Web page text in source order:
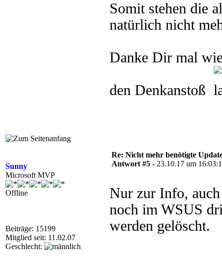
Somit stehen die
natürlich nicht
Danke Dir mal
den Denkanstoß
Sunny
Microsoft MVP
Offline
Beiträge: 15199
Mitglied seit: 11.02.07
Geschlecht:
Re: Nicht mehr benötigte
Antwort #5 - 23.10.17 um
Nur zur Info, auch
noch im WSUS
werden gelöscht.